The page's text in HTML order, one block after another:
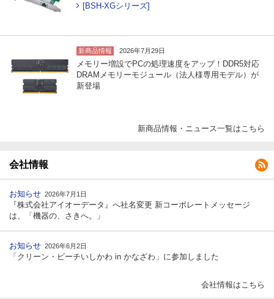
[BSH-XGシリーズ]
新商品情報 2026年7月29日
メモリー増設でPCの処理速度をアップ！DDR5対応
DRAMメモリーモジュール（法人様専用モデル）が
新登場
新商品情報・ニュース一覧はこちら
会社情報
お知らせ 2026年7月1日
『株式会社アイオーデータ』へ社名変更 新コーポレートメッセージ
は、「機器の、さきへ。」
お知らせ 2026年6月2日
「クリーン・ビーチいしかわ in かなざわ」に参加しました
会社情報はこちら